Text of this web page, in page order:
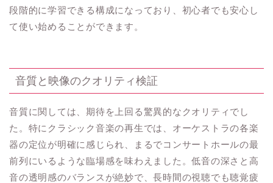
段階的に学習できる構成になっており、初心者でも安心し
て使い始めることができます。
音質と映像のクオリティ検証
音質に関しては、期待を上回る驚異的なクオリティでし
た。特にクラシック音楽の再生では、オーケストラの各楽
器の定位が明確に感じられ、まるでコンサートホールの最
前列にいるような臨場感を味わえました。低音の深さと高
音の透明感のバランスが絶妙で、長時間の視聴でも聴覚疲